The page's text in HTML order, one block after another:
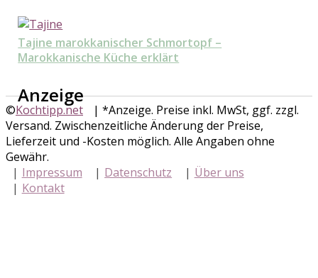
Tajine marokkanischer Schmortopf –
Marokkanische Küche erklärt
Anzeige
©Kochtipp.net
| *Anzeige. Preise inkl. MwSt, ggf. zzgl.
Versand. Zwischenzeitliche Änderung der Preise,
Lieferzeit und -Kosten möglich. Alle Angaben ohne
Gewähr.
Impressum
Datenschutz
Über uns
Kontakt